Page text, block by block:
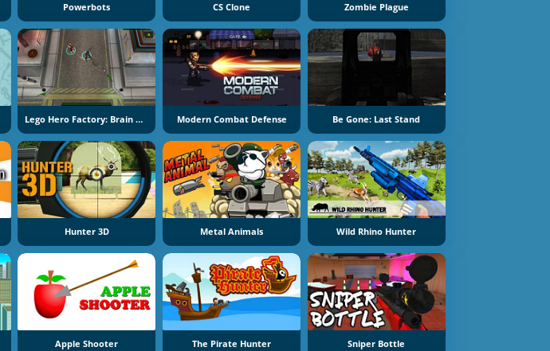
Powerbots CS Clone Zombie Plague
Lego Hero Factory: Brain Attack Modern Combat Defense Be Gone: Last Stand
Hunter 3D Metal Animals Wild Rhino Hunter
Apple Shooter The Pirate Hunter Sniper Bottle